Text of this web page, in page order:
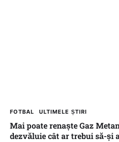
FOTBAL ULTIMELE ȘTIRI
Mai poate renaște Gaz
dezvăluie cât ar trebui să-și